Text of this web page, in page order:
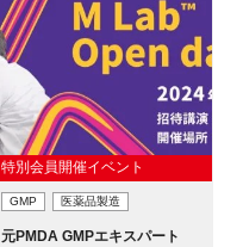
特別会員開催イベント
GMP 医薬品製造
元PMDA GMPエキスパート